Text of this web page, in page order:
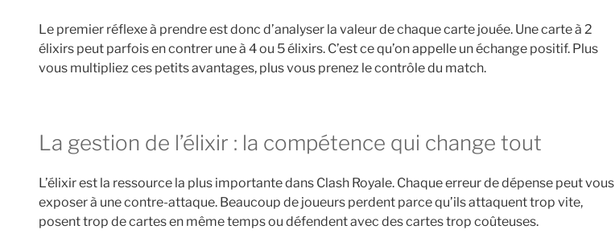
Le premier réflexe à prendre est donc d’analyser la valeur de chaque carte jouée. Une carte à 2
élixirs peut parfois en contrer une à 4 ou 5 élixirs. C’est ce qu’on appelle un échange positif. Plus
vous multipliez ces petits avantages, plus vous prenez le contrôle du match.
La gestion de l’élixir : la compétence qui change tout
L’élixir est la ressource la plus importante dans Clash Royale. Chaque erreur de dépense peut vous
exposer à une contre-attaque. Beaucoup de joueurs perdent parce qu’ils attaquent trop vite,
posent trop de cartes en même temps ou défendent avec des cartes trop coûteuses.